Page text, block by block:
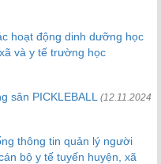
hoạt động dinh dưỡng học
và y tế trường học
sân PICKLEBALL (12.11.2024
thông tin quản lý người
bộ y tế tuyến huyện, xã